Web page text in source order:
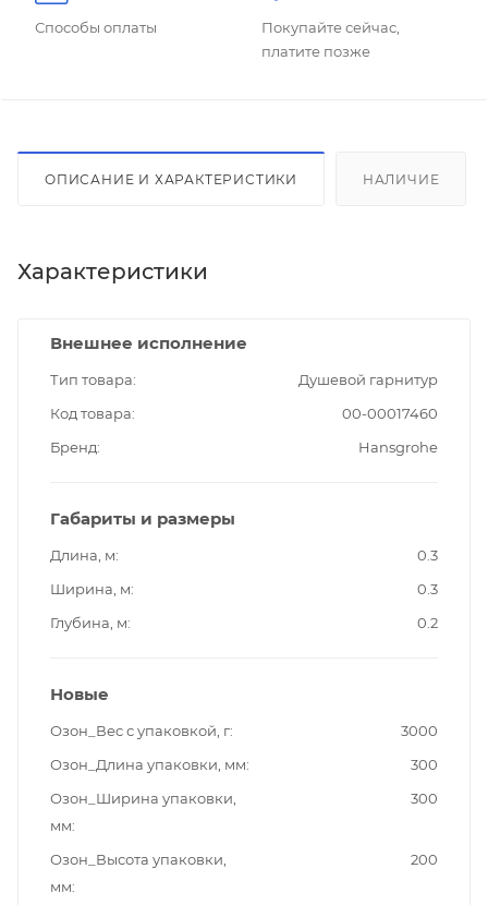
Способы оплаты
Покупайте сейчас,
платите позже
ОПИСАНИЕ И ХАРАКТЕРИСТИКИ НАЛИЧИЕ
Характеристики
Внешнее исполнение
Тип товара
Душевой гарнитур
Код товара
00-00017460
Бренд
Hansgrohe
Габариты и размеры
Длина, м
0.3
Ширина, м
0.3
Глубина, м
0.2
Новые
Озон_Вес с упаковкой, г
3000
Озон_Длина упаковки, мм
300
Озон_Ширина упаковки,
мм
300
Озон_Высота упаковки,
мм
200